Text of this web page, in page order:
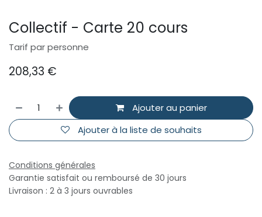
Collectif - Carte 20 cours
Tarif par personne
208,33 €
Ajouter au panier
Ajouter à la liste de souhaits
Conditions générales
Garantie satisfait ou remboursé de 30 jours
Livraison : 2 à 3 jours ouvrables